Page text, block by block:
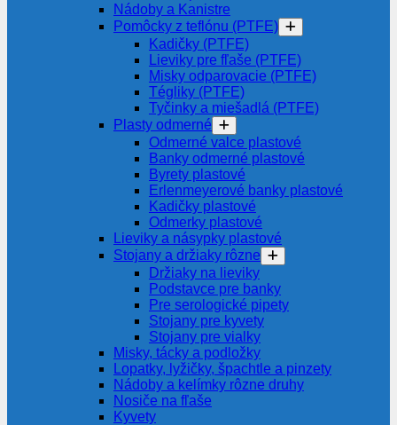
Nádoby a Kanistre
Pomôcky z teflónu (PTFE)
Kadičky (PTFE)
Lieviky pre fľaše (PTFE)
Misky odparovacie (PTFE)
Tégliky (PTFE)
Tyčinky a miešadlá (PTFE)
Plasty odmerné
Odmerné valce plastové
Banky odmerné plastové
Byrety plastové
Erlenmeyerové banky plastové
Kadičky plastové
Odmerky plastové
Lieviky a násypky plastové
Stojany a držiaky rôzne
Držiaky na lieviky
Podstavce pre banky
Pre serologické pipety
Stojany pre kyvety
Stojany pre vialky
Misky, tácky a podložky
Lopatky, lyžičky, špachtle a pinzety
Nádoby a kelímky rôzne druhy
Nosiče na fľaše
Kyvety